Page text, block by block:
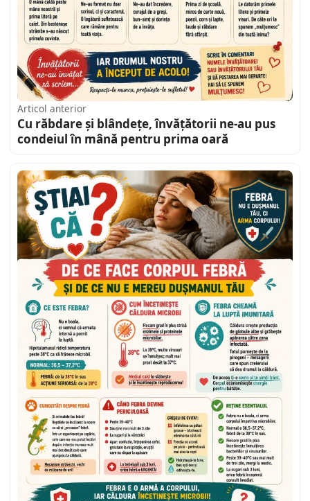
Articol anterior
Cu răbdare și blândețe, învățătorii ne-au pus
condeiul în mână pentru prima oară